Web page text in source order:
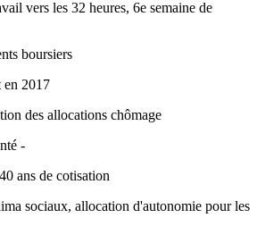
vers les 32 heures, 6e semaine de
boursiers
en 2017
des allocations chômage
-
ans de cotisation
sociaux, allocation d'autonomie pour les